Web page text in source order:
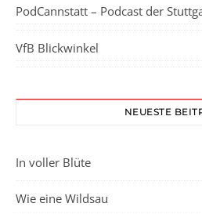
PodCannstatt – Podcast der
VfB Blickwinkel
NEUESTE
In voller Blüte
Wie eine Wildsau